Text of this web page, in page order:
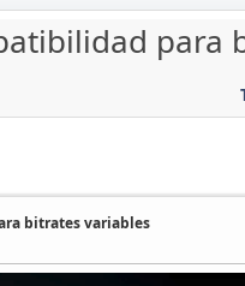
para
bitrates variables